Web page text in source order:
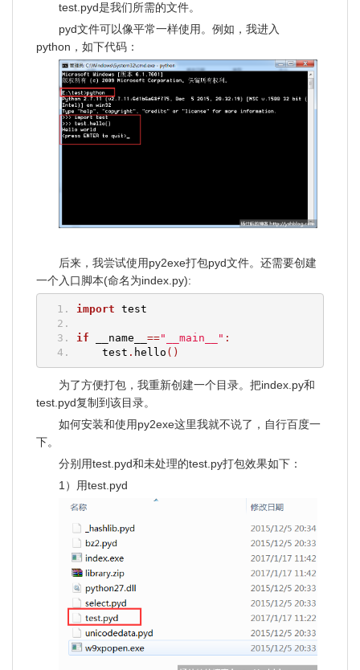
test.pyd是我们所需的文件。
pyd文件可以像平常一样使用。例如，我进入
python，如下代码：
后来，我尝试使用py2exe打包pyd文件。还需要创建
一个入口脚本(命名为index.py):
import test
if __name__ =="__main__" :
test . hello ()
为了方便打包，我重新创建一个目录。把index.py和
test.pyd复制到该目录。
如何安装和使用py2exe这里我就不说了，自行百度一
下。
分别用test.pyd和未处理的test.py打包效果如下：
1）用test.pyd